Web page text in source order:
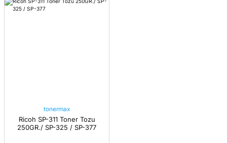
tonermax
Ricoh SP-311 Toner Tozu
250GR./ SP-325 / SP-377